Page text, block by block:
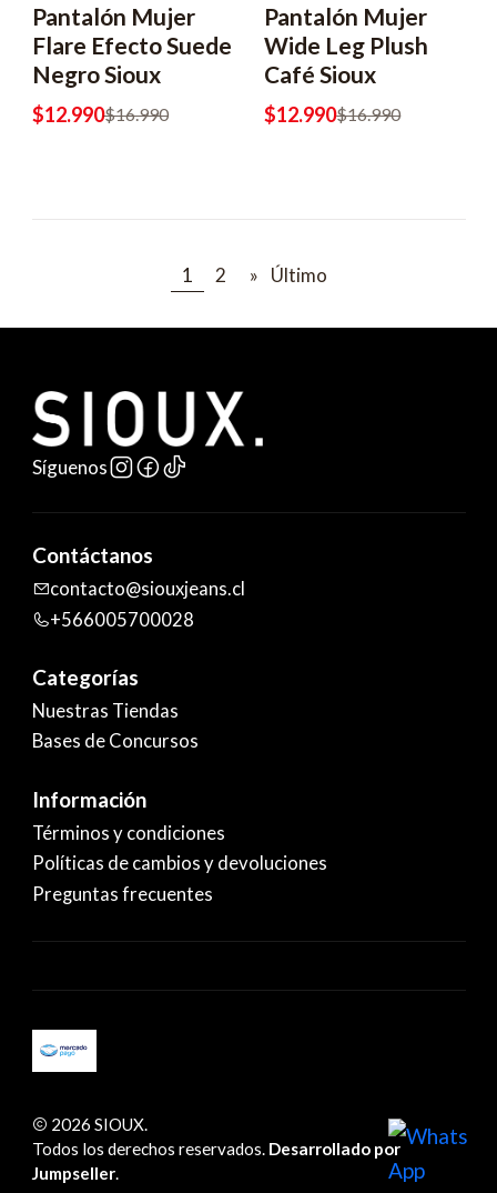
Pantalón Mujer
Flare Efecto Suede
Negro Sioux
$12.990$16.990
Pantalón Mujer
Wide Leg Plush
Café Sioux
$12.990$16.990
1 2 » Último
Síguenos
Contáctanos
contacto@siouxjeans.cl
+566005700028
Categorías
Nuestras Tiendas
Bases de Concursos
Información
Términos y condiciones
Políticas de cambios y devoluciones
Preguntas frecuentes
2026 SIOUX.
Todos los derechos reservados. Desarrollado por
Jumpseller.